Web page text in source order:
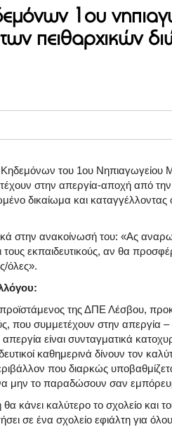
1ου
πειθαρχικών
του 1ου Νηπιαγωγείου
στην απεργία-αποχή από την
δικαίωμα και καταγγέλλοντας
στην ανακοίνωσή του: «Ας
εκπαιδευτικούς, αν θα
όλες».
της ΔΠΕ Λέσβου,
που συμμετέχουν στην απεργία
είναι συνταγματικά
καθημερινά δίνουν τον
που διαρκώς
μην το παραδώσουν σαν
κάνει καλύτερο το σχολείο και
σε ένα σχολείο εφιάλτη για